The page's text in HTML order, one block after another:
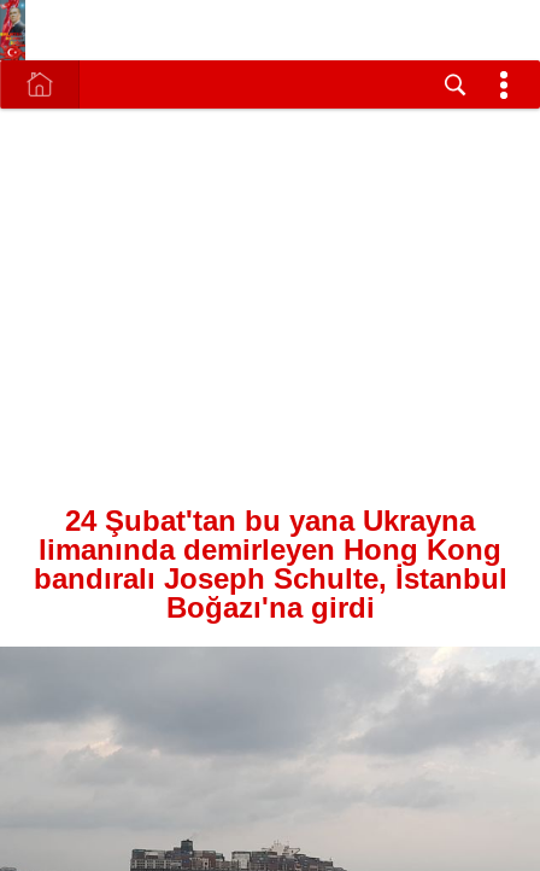
24 Şubat'tan bu yana Ukrayna
limanında demirleyen Hong Kong
bandıralı Joseph Schulte, İstanbul
Boğazı'na girdi